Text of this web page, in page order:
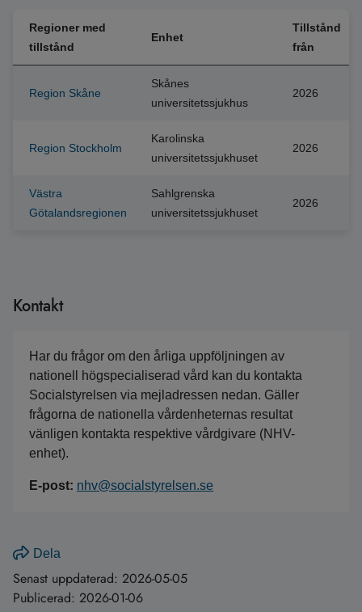
Regioner med
tillstånd
Enhet
Tillstånd
från
Region Skåne
Skånes
universitetssjukhus
2026
Region Stockholm
Karolinska
universitetssjukhuset
2026
Västra
Götalandsregionen
Sahlgrenska
universitetssjukhuset
2026
Kontakt
Har du frågor om den årliga uppföljningen av
nationell högspecialiserad vård kan du kontakta
Socialstyrelsen via mejladressen nedan. Gäller
frågorna de nationella vårdenheternas resultat
vänligen kontakta respektive vårdgivare (NHV-
enhet).
E-post: nhv@socialstyrelsen.se
Dela
Senast uppdaterad: 2026-05-05
Publicerad: 2026-01-06